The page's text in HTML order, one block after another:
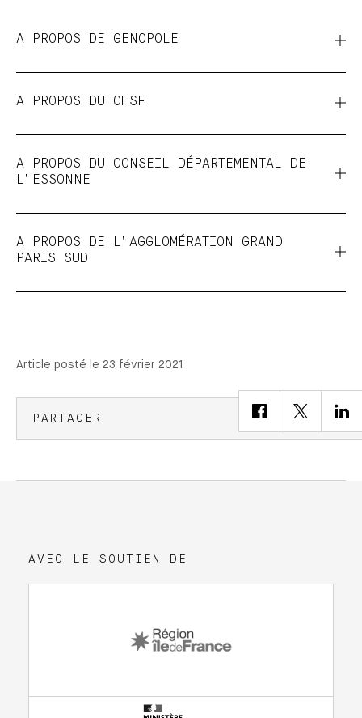
A PROPOS DE GENOPOLE
A PROPOS DU CHSF
A PROPOS DU CONSEIL DÉPARTEMENTAL DE
L’ESSONNE
A PROPOS DE L’AGGLOMÉRATION GRAND
PARIS SUD
Article posté le 23 février 2021
PARTAGER
AVEC LE SOUTIEN DE